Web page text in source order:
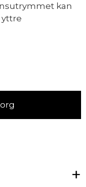
kan
yttre